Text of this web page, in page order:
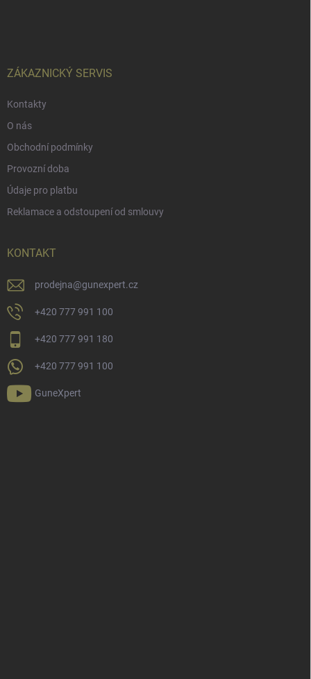
ZÁKAZNICKÝ SERVIS
Kontakty
O nás
Obchodní podmínky
Provozní doba
Údaje pro platbu
Reklamace a odstoupení od smlouvy
KONTAKT
prodejna@gunexpert.cz
+420 777 991 100
+420 777 991 180
+420 777 991 100
GuneXpert